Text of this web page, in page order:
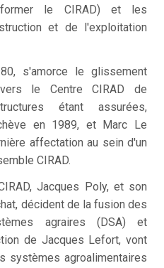
le CIRAD) et les
et de l'exploitation
s'amorce le glissement
le Centre CIRAD de
étant assurées,
en 1989, et Marc Le
affectation au sein d'un
CIRAD.
Jacques Poly, et son
décident de la fusion des
agraires (DSA) et
de Jacques Lefort, vont
systèmes agroalimentaires